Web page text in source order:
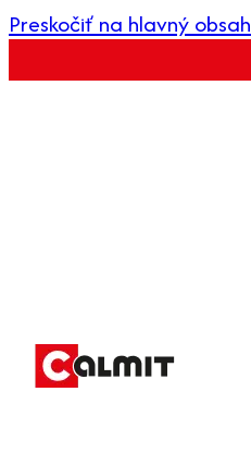
Preskočiť na hlavný obsah